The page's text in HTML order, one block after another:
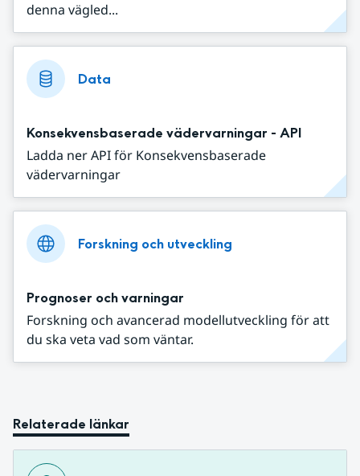
denna vägled...
Data
Konsekvensbaserade vädervarningar - API
Ladda ner API för Konsekvensbaserade
vädervarningar
Forskning och utveckling
Prognoser och varningar
Forskning och avancerad modellutveckling för att
du ska veta vad som väntar.
Relaterade länkar